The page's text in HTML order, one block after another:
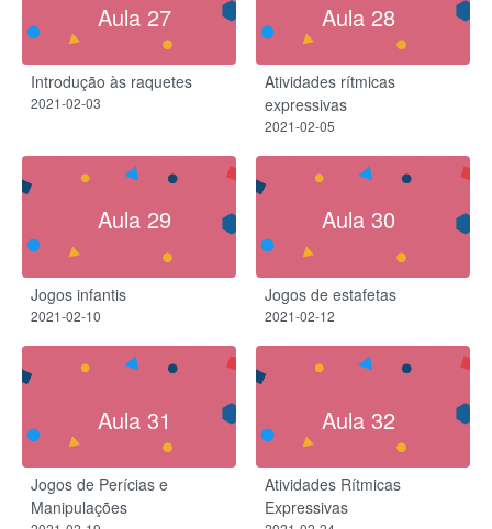
Aula 27
Introdução às raquetes
2021-02-03
Aula 28
Atividades rítmicas
expressivas
2021-02-05
Aula 29
Jogos infantis
2021-02-10
Aula 30
Jogos de estafetas
2021-02-12
Aula 31
Jogos de Perícias e
Manipulações
Aula 32
Atividades Rítmicas
Expressivas